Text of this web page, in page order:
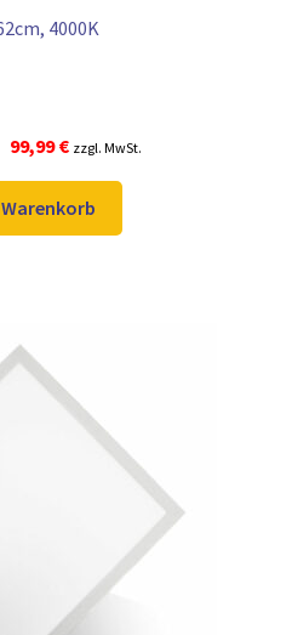
4000K
Ursprünglicher
war:
€
99,99€Aktueller
Preis
ist:
99,99 €.
zzgl. MwSt.